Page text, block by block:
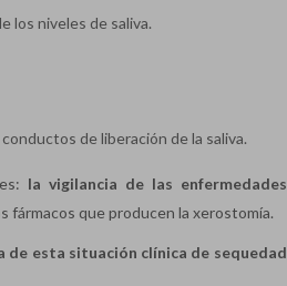
los niveles de saliva.
de liberación de la saliva.
la vigilancia de las enfermedades
fármacos que producen la xerostomía.
de esta situación clínica de sequedad